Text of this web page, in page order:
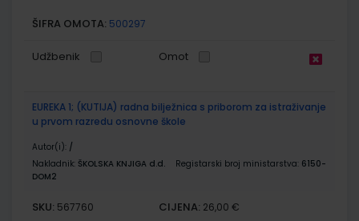
ŠIFRA OMOTA: 500297
Udžbenik Omot
EUREKA 1; (KUTIJA) radna bilježnica s priborom za istraživanje
u prvom razredu osnovne škole
Autor(i): /
Nakladnik: ŠKOLSKA KNJIGA d.d. Registarski broj ministarstva: 6150-
DOM2
SKU: 567760 CIJENA: 26,00 €